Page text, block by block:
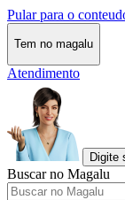
Pular para o
Tem no magalu
Atendimento
Digite
Buscar no Magalu